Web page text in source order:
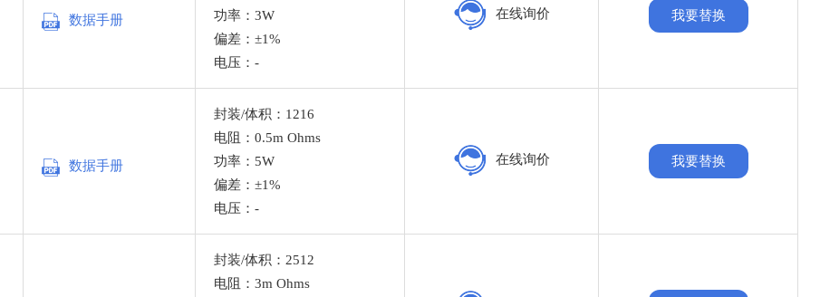
数据手册
功率：3W
偏差：±1%
电压：-
在线询价 我要替换
数据手册
封装/体积：1216
电阻：0.5m Ohms
功率：5W
偏差：±1%
电压：-
在线询价 我要替换
封装/体积：2512
电阻：3m Ohms